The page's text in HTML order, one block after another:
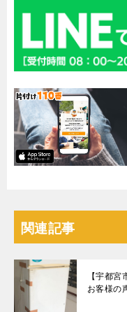
関連記事
【宇都
お客様の